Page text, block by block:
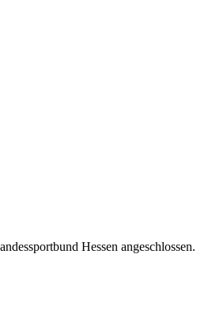
Hessen angeschlossen.